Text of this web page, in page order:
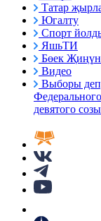
Татар
Югалту
Спорт
ЯшьТИ
Бөек
Видео
Выборы
девятого